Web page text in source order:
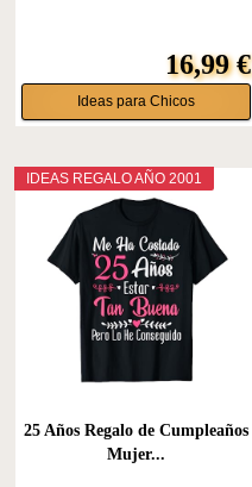
16,99 €
Ideas para Chicos
IDEAS REGALO AÑO 2001
25 Años Regalo de Cumpleaños
Mujer...